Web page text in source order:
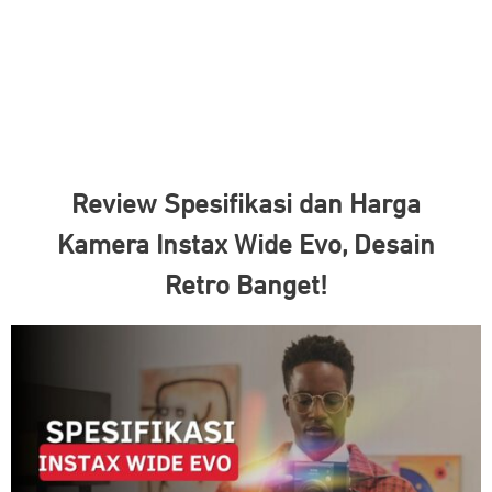
Review Spesifikasi dan Harga
Kamera Instax Wide Evo, Desain
Retro Banget!